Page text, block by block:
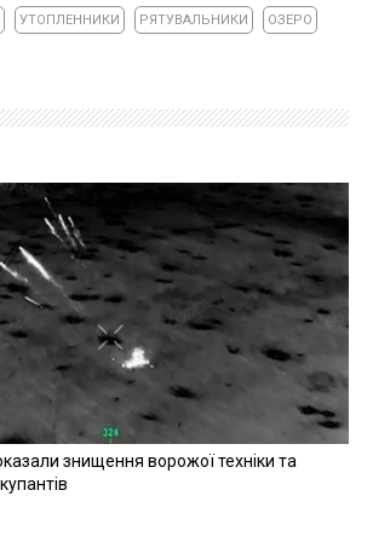
УТОПЛЕННИКИ РЯТУВАЛЬНИКИ ОЗЕРО
знищення ворожої техніки та